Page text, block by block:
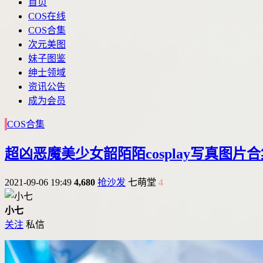
首页
COS在线
COS合集
次元美图
妹子图鉴
绅士领域
资讯公告
成为会员
COS合集
超凶恶魔美少女韶陌陌cosplay写真图片
2021-09-06 19:49 4,680 抢沙发 七萌堂 4
小七
关注 私信